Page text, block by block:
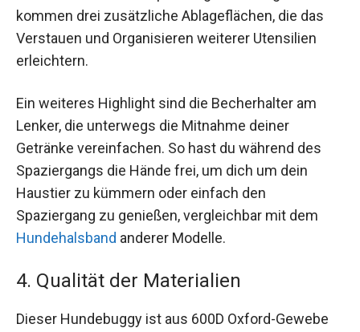
kommen drei zusätzliche Ablageflächen, die das
Verstauen und Organisieren weiterer Utensilien
erleichtern.
Ein weiteres Highlight sind die Becherhalter am
Lenker, die unterwegs die Mitnahme deiner
Getränke vereinfachen. So hast du während des
Spaziergangs die Hände frei, um dich um dein
Haustier zu kümmern oder einfach den
Spaziergang zu genießen, vergleichbar mit dem
Hundehalsband anderer Modelle.
4. Qualität der Materialien
Dieser Hundebuggy ist aus 600D Oxford-Gewebe